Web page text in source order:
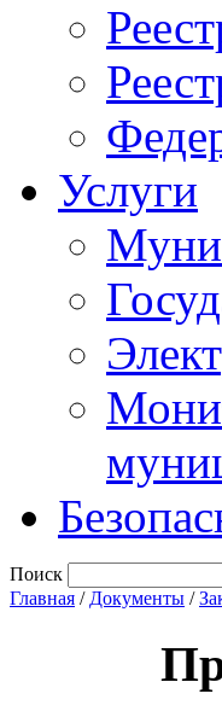
Услуги
Поиск
Главная / Документы /